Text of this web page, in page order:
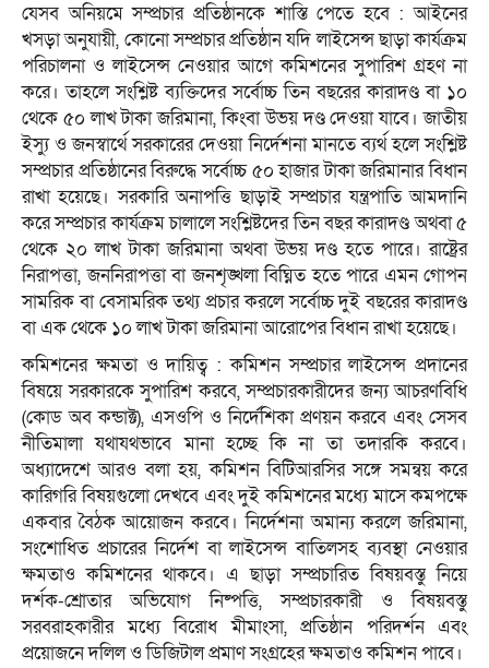
যেসব অনিয়মে সম্প্রচার প্রতিষ্ঠানকে শাস্তি পেতে হবে : আইনের
খসড়া অনুযায়ী, কোনো সম্প্রচার প্রতিষ্ঠান যদি লাইসেন্স ছাড়া কার্যক্রম
পরিচালনা ও লাইসেন্স নেওয়ার আগে কমিশনের সুপারিশ গ্রহণ না
করে। তাহলে সংশ্লিষ্ট ব্যক্তিদের সর্বোচ্চ তিন বছরের কারাদণ্ড বা ১০
থেকে ৫০ লাখ টাকা জরিমানা, কিংবা উভয় দণ্ড দেওয়া যাবে। জাতীয়
ইস্যু ও জনস্বার্থে সরকারের দেওয়া নির্দেশনা মানতে ব্যর্থ হলে সংশ্লিষ্ট
সম্প্রচার প্রতিষ্ঠানের বিরুদ্ধে সর্বোচ্চ ৫০ হাজার টাকা জরিমানার বিধান
রাখা হয়েছে। সরকারি অনাপত্তি ছাড়াই সম্প্রচার যন্ত্রপাতি আমদানি
করে সম্প্রচার কার্যক্রম চালালে সংশ্লিষ্টদের তিন বছর কারাদণ্ড অথবা ৫
থেকে ২০ লাখ টাকা জরিমানা অথবা উভয় দণ্ড হতে পারে। রাষ্ট্রের
নিরাপত্তা, জননিরাপত্তা বা জনশৃঙ্খলা বিঘ্নিত হতে পারে এমন গোপন
সামরিক বা বেসামরিক তথ্য প্রচার করলে সর্বোচ্চ দুই বছরের কারাদণ্ড
বা এক থেকে ১০ লাখ টাকা জরিমানা আরোপের বিধান রাখা হয়েছে।
কমিশনের ক্ষমতা ও দায়িত্ব : কমিশন সম্প্রচার লাইসেন্স প্রদানের
বিষয়ে সরকারকে সুপারিশ করবে, সম্প্রচারকারীদের জন্য আচরণবিধি
(কোড অব কন্ডাক্ট), এসওপি ও নির্দেশিকা প্রণয়ন করবে এবং সেসব
নীতিমালা যথাযথভাবে মানা হচ্ছে কি না তা তদারকি করবে।
অধ্যাদেশে আরও বলা হয়, কমিশন বিটিআরসির সঙ্গে সমন্বয় করে
কারিগরি বিষয়গুলো দেখবে এবং দুই কমিশনের মধ্যে মাসে কমপক্ষে
একবার বৈঠক আয়োজন করবে। নির্দেশনা অমান্য করলে জরিমানা,
সংশোধিত প্রচারের নির্দেশ বা লাইসেন্স বাতিলসহ ব্যবস্থা নেওয়ার
ক্ষমতাও কমিশনের থাকবে। এ ছাড়া সম্প্রচারিত বিষয়বস্তু নিয়ে
দর্শক-শ্রোতার অভিযোগ নিষ্পত্তি, সম্প্রচারকারী ও বিষয়বস্তু
সরবরাহকারীর মধ্যে বিরোধ মীমাংসা, প্রতিষ্ঠান পরিদর্শন এবং
প্রয়োজনে দলিল ও ডিজিটাল প্রমাণ সংগ্রহের ক্ষমতাও কমিশন পাবে।